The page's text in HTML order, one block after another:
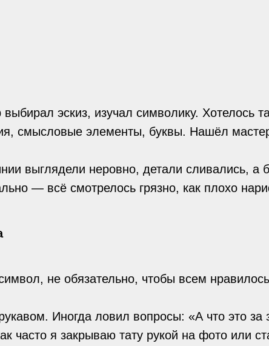
эскиз, изучал символику. Хотелось
смысловые элементы, буквы. Нашёл
выглядели неровно, детали сливались, а
— всё смотрелось грязно, как плохо
не обязательно, чтобы всем
Иногда ловил вопросы: «А что это
часто я закрываю тату рукой на фото или